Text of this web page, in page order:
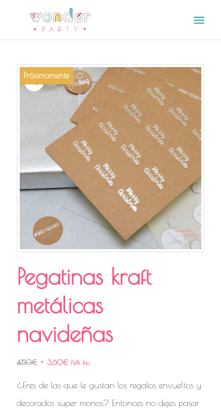
Próximamente
Pegatinas kraft
metálicas
navideñas
4,50€ 3,60€ IVA Inc.
¿Eres de las que le gustan los regalos envueltos y
decorados super monos? Entonces no dejes pasar